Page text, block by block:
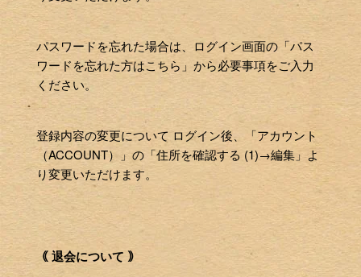
パスワードを忘れた場合は、ログイン画面の「パス
ワードを忘れた方はこちら」から必要事項をご入力
ください。
登録内容の変更について ログイン後、「アカウント
（ACCOUNT）」の「住所を確認する (1)→編集」よ
り変更いただけます。
｟ 退会について ｠